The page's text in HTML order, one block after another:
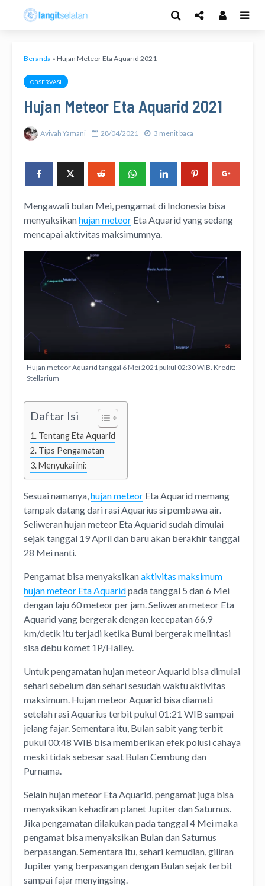
Beranda » Hujan Meteor Eta Aquarid 2021
OBSERVASI
Hujan Meteor Eta Aquarid 2021
Avivah Yamani 28/04/2021 3 menit baca
Mengawali bulan Mei, pengamat di Indonesia bisa
menyaksikanhujan meteor Eta Aquarid yang sedang
mencapai aktivitas maksimumnya.
Hujan meteor Aquarid tanggal 6 Mei 2021 pukul 02:30 WIB. Kredit:
Stellarium
Daftar Isi
Tentang Eta Aquarid
Tips Pengamatan
Menyukai ini:
Sesuai namanya,hujan meteor Eta Aquarid memang
tampak datang dari rasi Aquarius si pembawa air.
Seliweran hujan meteor Eta Aquarid sudah dimulai
sejak tanggal 19 April dan baru akan berakhir tanggal
28 Mei nanti.
Pengamat bisa menyaksikanaktivitas maksimum
hujan meteor Eta Aquaridpada tanggal 5 dan 6 Mei
dengan laju 60 meteor per jam. Seliweran meteor Eta
Aquarid yang bergerak dengan kecepatan 66,9
km/detik itu terjadi ketika Bumi bergerak melintasi
sisa debu komet 1P/Halley.
Untuk pengamatan hujan meteor Aquarid bisa dimulai
sehari sebelum dan sehari sesudah waktu aktivitas
maksimum. Hujan meteor Aquarid bisa diamati
setelah rasi Aquarius terbit pukul 01:21 WIB sampai
jelang fajar. Sementara itu, Bulan sabit yang terbit
pukul 00:48 WIB bisa memberikan efek polusi cahaya
meski tidak sebesar saat Bulan Cembung dan
Purnama.
Selain hujan meteor Eta Aquarid, pengamat juga bisa
menyaksikan kehadiran planet Jupiter dan Saturnus.
Jika pengamatan dilakukan pada tanggal 4 Mei maka
pengamat bisa menyaksikan Bulan dan Saturnus
berpasangan. Sementara itu, sehari kemudian, giliran
Jupiter yang berpasangan dengan Bulan sejak terbit
sampai fajar menyingsing.